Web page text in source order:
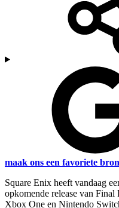
maak ons een favoriete bron
Square Enix heeft vandaag
opkomende release van
Xbox One en Nintendo